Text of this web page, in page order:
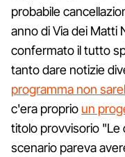
probabile
anno di Via dei Matti
confermato il tutto
tanto dare notizie
programma non
c'era proprio un
titolo provvisorio "Le
scenario pareva